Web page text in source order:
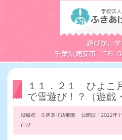
遊びが、学
千葉県浦安市 TEL
１１．２１ ひよこ
で雪遊び！？（遊戯
投稿者：ふきあげ幼稚園 公開日：2022年
ログ